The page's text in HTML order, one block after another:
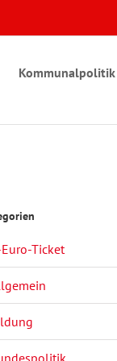
Kommunalpolitik
Ticket